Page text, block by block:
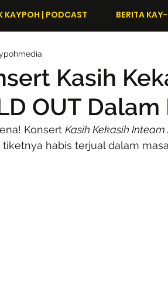
KAYPOH | PODCAST BERITA
Kasih
OUT
Konsert Kasih Kekasih Inteam
tiketnya habis terjual dalam